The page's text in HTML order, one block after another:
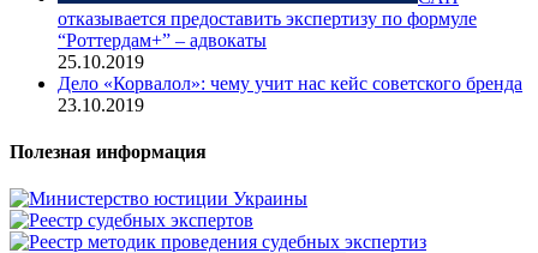
отказывается предоставить экспертизу по формуле
“Роттердам+” – адвокаты
25.10.2019
Дело «Корвалол»: чему учит нас кейс советского бренда
23.10.2019
Полезная информация